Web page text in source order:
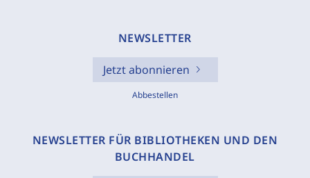
NEWSLETTER
Jetzt abonnieren
Abbestellen
NEWSLETTER FÜR BIBLIOTHEKEN UND DEN
BUCHHANDEL